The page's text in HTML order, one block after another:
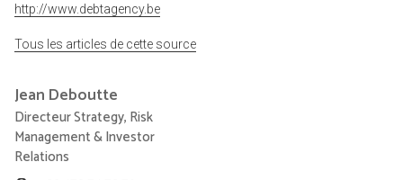
http://www.debtagency.be
Tous les articles de cette source
Jean Deboutte
Directeur Strategy, Risk
Management & Investor
Relations